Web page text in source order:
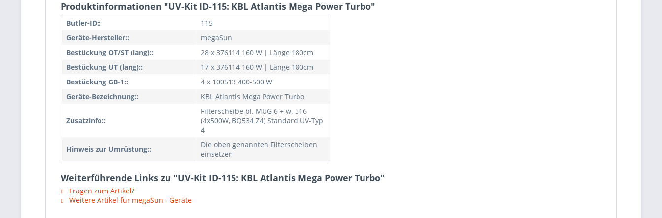
Produktinformationen "UV-Kit ID-115: KBL Atlantis Mega Power Turbo"
Butler-ID::
115
Geräte-Hersteller::
megaSun
Bestückung OT/ST (lang)::
28 x 376114 160 W | Länge 180cm
Bestückung UT (lang)::
17 x 376114 160 W | Länge 180cm
Bestückung GB-1::
4 x 100513 400-500 W
Geräte-Bezeichnung::
KBL Atlantis Mega Power Turbo
Zusatzinfo::
Filterscheibe bl. MUG 6 + w. 316
(4x500W, BQ534 Z4) Standard UV-Typ
4
Hinweis zur Umrüstung::
Die oben genannten Filterscheiben
einsetzen
Weiterführende Links zu "UV-Kit ID-115: KBL Atlantis Mega Power Turbo"
Fragen zum Artikel?
Weitere Artikel für megaSun - Geräte